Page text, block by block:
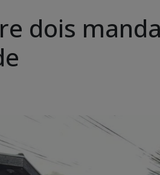
dois